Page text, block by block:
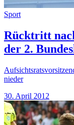
Sport
Rücktritt
der 2.
nieder
30. April 2012